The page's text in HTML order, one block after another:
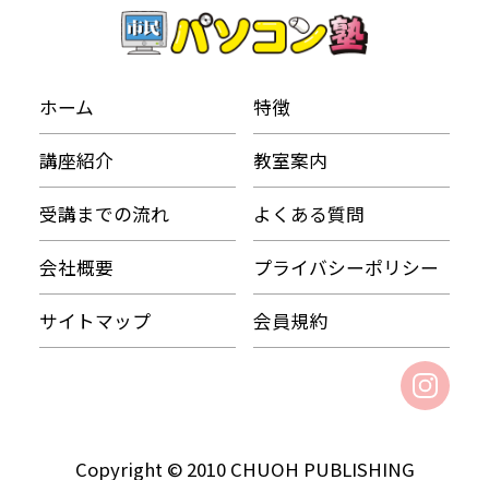
ホーム 特徴
講座紹介 教室案内
受講までの流れ よくある質問
会社概要 プライバシーポリシー
サイトマップ 会員規約
Copyright © 2010 CHUOH PUBLISHING